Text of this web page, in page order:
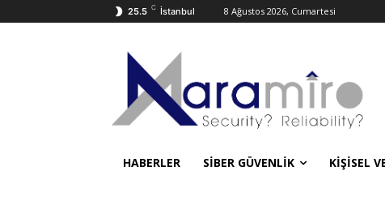
25.5 C İstanbul 8 Ağustos 2026, Cumartesi
HABERLER SIBER GÜVENLIK KIŞISEL